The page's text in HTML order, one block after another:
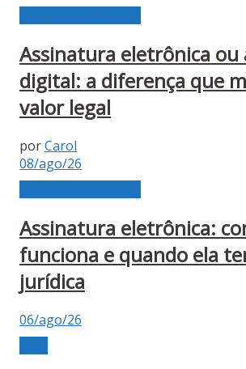
Assinatura eletrônica ou
digital: a diferença que
valor legal
porCarol
08/ago/26
Assinatura eletrônica:
funciona e quando ela
jurídica
06/ago/26